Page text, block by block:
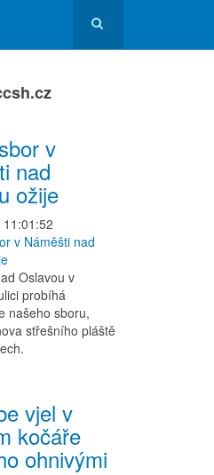
v
nad
ožije
Oslavou v
probíhá
našeho sboru,
střešního pláště
vjel v
kočáře
ohnivými